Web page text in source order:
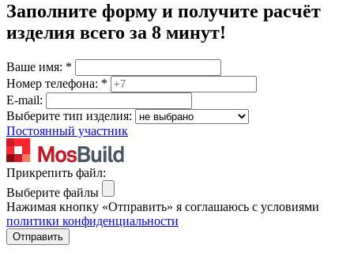
Заполните форму и получите расчёт
изделия всего за 8 минут!
Ваше имя: *
Номер телефона: *
E-mail:
Выберите тип изделия:
Постоянный участник
Прикрепить файл:
Выберите файлы
Нажимая кнопку «Отправить» я соглашаюсь с условиями
политики конфиденциальности
Отправить